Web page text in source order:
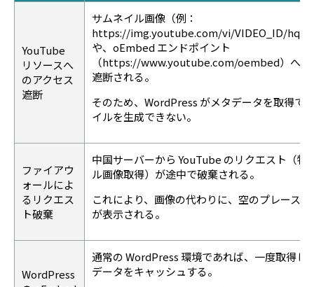
YouTube
リソースへ
のアクセス
遮断
サムネイル画像（例：
https://img.youtube.com/vi/VIDEO_ID/
や、oEmbed エンドポイント
（https://www.youtube.com/oembed）への
遮断される。
そのため、WordPress がメタデータを取得で
イルを生成できない。
ファイアウ
ォールによ
るリクエス
ト破棄
中国サーバーから YouTube のリクエスト（特
ル画像取得）が途中で破棄される。
これにより、画像の代わりに、空のプレース
が表示される。
WordPress
通常の WordPress 環境であれば、一度取得し
データをキャッシュする。